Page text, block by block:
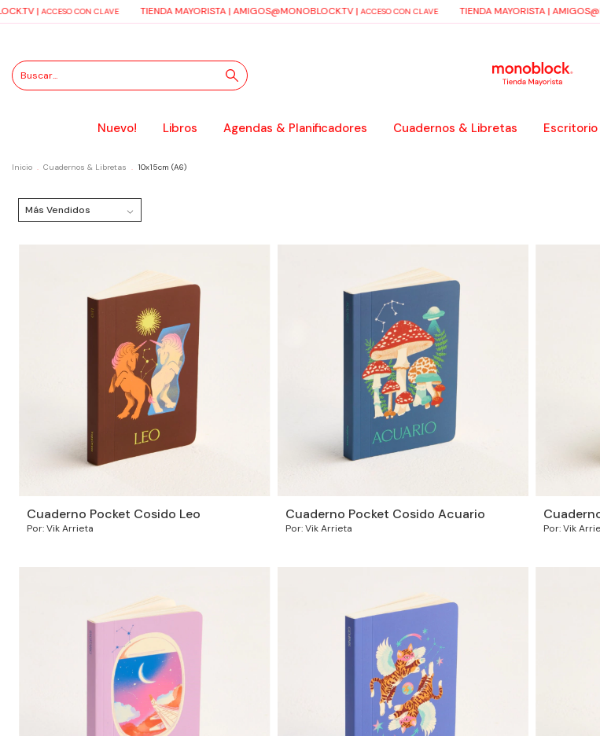
| ACCESO CON CLAVE TIENDA MAYORISTA |AMIGOS@MONOBLOCK.TV| ACCESO CON CLAVE TIENDA MAYORISTA |
Nuevo! Libros Agendas & Planificadores Cuadernos & Libretas
Inicio . Cuadernos & Libretas . 10x15cm (A6)
Cuaderno Pocket Cosido Leo
Por: Vik Arrieta
Cuaderno Pocket Cosido Acuario
Por: Vik Arrieta Por: Vik